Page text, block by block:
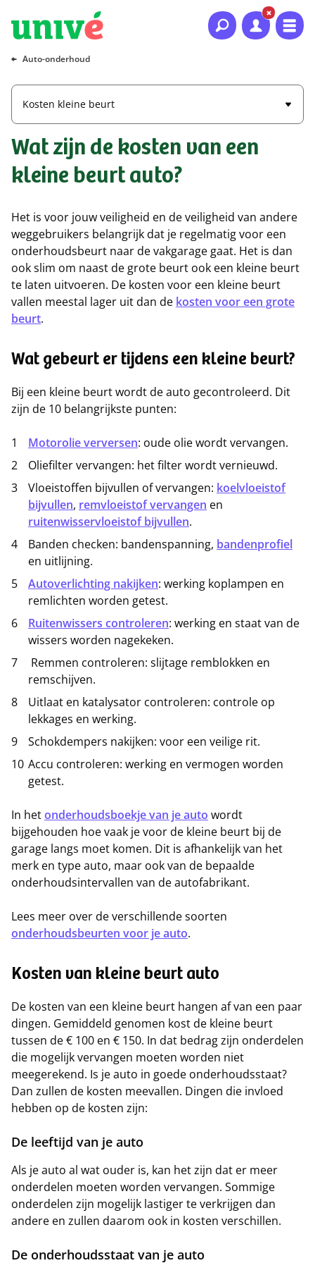
Naar hoofdinhoud
Naar hoofdnavigatie
Naar footer
Auto-onderhoud
Kosten kleine beurt
Wat zijn de kosten van een
kleine beurt auto?
Het is voor jouw veiligheid en de veiligheid van andere
weggebruikers belangrijk dat je regelmatig voor een
onderhoudsbeurt naar de vakgarage gaat. Het is dan
ook slim om naast de grote beurt ook een kleine beurt
te laten uitvoeren. De kosten voor een kleine beurt
vallen meestal lager uit dan de kosten voor een grote
beurt.
Wat gebeurt er tijdens een kleine beurt?
Bij een kleine beurt wordt de auto gecontroleerd. Dit
zijn de 10 belangrijkste punten:
Motorolie verversen: oude olie wordt vervangen.
Oliefilter vervangen: het filter wordt vernieuwd.
Vloeistoffen bijvullen of vervangen: koelvloeistof
bijvullen, remvloeistof vervangen en
ruitenwisservloeistof bijvullen.
Banden checken: bandenspanning, bandenprofiel
en uitlijning.
Autoverlichting nakijken: werking koplampen en
remlichten worden getest.
Ruitenwissers controleren: werking en staat van de
wissers worden nagekeken.
Remmen controleren: slijtage remblokken en
remschijven.
Uitlaat en katalysator controleren: controle op
lekkages en werking.
Schokdempers nakijken: voor een veilige rit.
Accu controleren: werking en vermogen worden
getest.
In hetonderhoudsboekje van je auto wordt
bijgehouden hoe vaak je voor de kleine beurt bij de
garage langs moet komen. Dit is afhankelijk van het
merk en type auto, maar ook van de bepaalde
onderhoudsintervallen van de autofabrikant.
Lees meer over de verschillende soorten
onderhoudsbeurten voor je auto.
Kosten van kleine beurt auto
De kosten van een kleine beurt hangen af van een paar
dingen. Gemiddeld genomen kost de kleine beurt
tussen de € 100 en € 150. In dat bedrag zijn onderdelen
die mogelijk vervangen moeten worden niet
meegerekend. Is je auto in goede onderhoudsstaat?
Dan zullen de kosten meevallen. Dingen die invloed
hebben op de kosten zijn:
De leeftijd van je auto
Als je auto al wat ouder is, kan het zijn dat er meer
onderdelen moeten worden vervangen. Sommige
onderdelen zijn mogelijk lastiger te verkrijgen dan
andere en zullen daarom ook in kosten verschillen.
De onderhoudsstaat van je auto